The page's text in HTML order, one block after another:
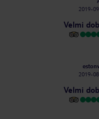
2019-
Velmi
2019-
Velmi